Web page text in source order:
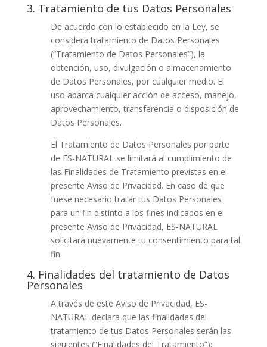
3. Tratamiento de tus Datos Personales
De acuerdo con lo establecido en la Ley, se
considera tratamiento de Datos Personales
(“Tratamiento de Datos Personales”), la
obtención, uso, divulgación o almacenamiento
de Datos Personales, por cualquier medio. El
uso abarca cualquier acción de acceso, manejo,
aprovechamiento, transferencia o disposición de
Datos Personales.
El Tratamiento de Datos Personales por parte
de ES-NATURAL se limitará al cumplimiento de
las Finalidades de Tratamiento previstas en el
presente Aviso de Privacidad. En caso de que
fuese necesario tratar tus Datos Personales
para un fin distinto a los fines indicados en el
presente Aviso de Privacidad, ES-NATURAL
solicitará nuevamente tu consentimiento para tal
fin.
4. Finalidades del tratamiento de Datos
Personales
A través de este Aviso de Privacidad, ES-
NATURAL declara que las finalidades del
tratamiento de tus Datos Personales serán las
siguientes (“Finalidades del Tratamiento”):